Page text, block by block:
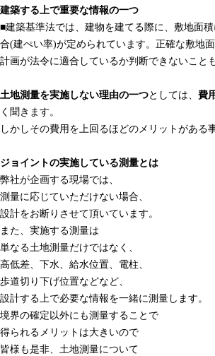
建築する上で重要な情報の一つ
■建築基準法では、建物を建てる際に、敷地面
合(建ぺい率)が定められています。正確な敷地
計画が法令に適合しているか判断できないこと
土地測量を実施しない理由の一つとしては、 費
く聞きます。
しかしその費用を上回るほどのメリットがある
ジョイントの実施している測量とは
弊社が企画する現場では、
測量に応じていただけない場合、
設計をお断りさせて頂いています。
また、実施する測量は
単なる土地測量だけではなく、
高低差、下水、給水位置、電柱、
歩道切り下げ位置などなど、
設計する上で必要な情報を一緒に測量します。
境界の確定以外にも測量することで
得られるメリットは大きいので
皆様も是非、土地測量について